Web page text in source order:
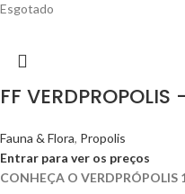
Esgotado
FF
Fauna & Flora, Propolis
Entrar para ver os preços
CONHEÇA O VERDPRÓPOLIS